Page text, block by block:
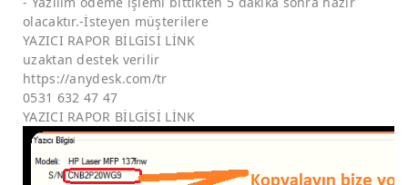
olacaktır.-İsteyen müşterilere
YAZICI RAPOR BİLGİSİ LİNK
uzaktan destek verilir
https://anydesk.com/tr
0531 632 47 47
YAZICI RAPOR BİLGİSİ LİNK